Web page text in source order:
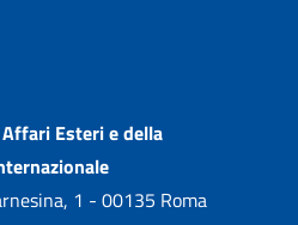
footer
Esteri e della
1 - 00135 Roma